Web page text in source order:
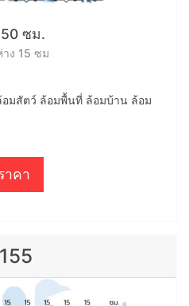
ซม.
ง 15 ซม
มสัตว์ ล้อมพื้นที่ ล้อมบ้าน ล้อม
าคา